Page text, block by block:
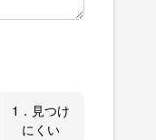
1．見つけ
にくい